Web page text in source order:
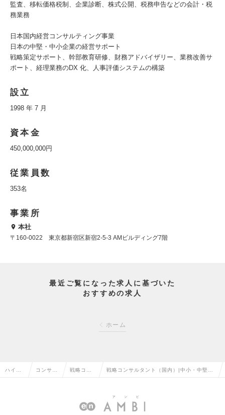
監査、移転価格税制、企業診断、株式公開、税務申告などの会計・税
務業務
日本国内経営コンサルティング事業
日本の中堅・中小企業の経営サポート
戦略策定サポート、幹部教育研修、財務アドバイザリー、業務改善サ
ポート、経理業務のDX 化、人事評価システムの構築
設立
1998 年 7 月
資本金
450,000,000円
従業員数
353名
事業所
本社
〒160-0022 東京都新宿区新宿2-5-3 AMビルディング7階
最近ご覧になった求人に基づいた
おすすめの求人
ホーム
ハイク コンサル 戦略コン
トの転職
戦略コンサルタント（国内）|中小・中堅企
行まで伴走するの求人情報